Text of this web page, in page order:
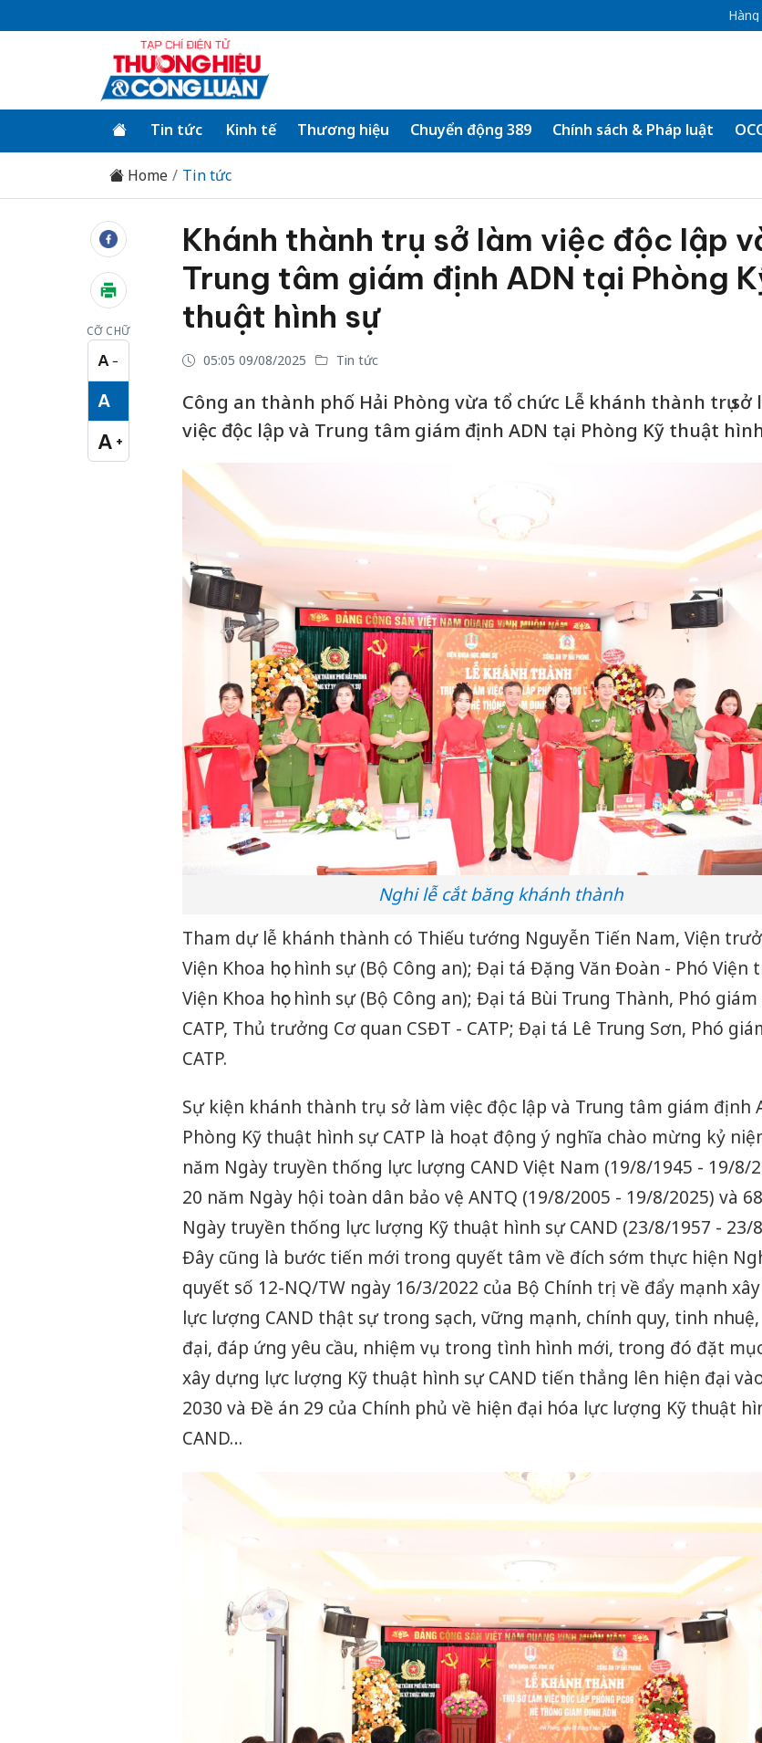
Tin tức Kinh tế Thương hiệu Chuyển động 389 Chính sách & Pháp luật
Home Tin tức
CỠ CHỮ
A −
Cỡ chữ nhỏ
A
Cỡ chữ vừa
A +
Cỡ chữ lớn
Khánh thành trụ sở làm việc độc lập
Trung tâm giám định ADN tại Phòng
thuật hình sự
05:05 09/08/2025 Tin tức
Công an thành phố Hải Phòng vừa tổ chức Lễ khánh thành trụ sở
việc độc lập và Trung tâm giám định ADN tại Phòng Kỹ thuật
Nghi lễ cắt băng khánh thành
Tham dự lễ khánh thành có Thiếu tướng Nguyễn Tiến Nam, Viện
Viện Khoa học hình sự (Bộ Công an); Đại tá Đặng Văn Đoàn - Phó Viện
Viện Khoa học hình sự (Bộ Công an); Đại tá Bùi Trung Thành, Phó
CATP, Thủ trưởng Cơ quan CSĐT - CATP; Đại tá Lê Trung Sơn, Phó
CATP.
Sự kiện khánh thành trụ sở làm việc độc lập và Trung tâm giám định
Phòng Kỹ thuật hình sự CATP là hoạt động ý nghĩa chào mừng kỷ
năm Ngày truyền thống lực lượng CAND Việt Nam (19/8/1945 - 19/8/
20 năm Ngày hội toàn dân bảo vệ ANTQ (19/8/2005 - 19/8/2025) và
Ngày truyền thống lực lượng Kỹ thuật hình sự CAND (23/8/1957 - 23/
Đây cũng là bước tiến mới trong quyết tâm về đích sớm thực hiện
quyết số 12-NQ/TW ngày 16/3/2022 của Bộ Chính trị về đẩy mạnh
lực lượng CAND thật sự trong sạch, vững mạnh, chính quy, tinh
đại, đáp ứng yêu cầu, nhiệm vụ trong tình hình mới, trong đó đặt
xây dựng lực lượng Kỹ thuật hình sự CAND tiến thẳng lên hiện đại
2030 và Đề án 29 của Chính phủ về hiện đại hóa lực lượng Kỹ thuật
CAND…